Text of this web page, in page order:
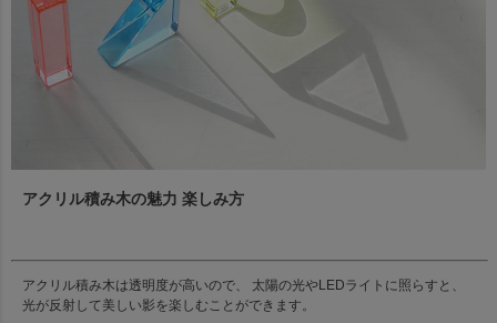
アクリル積み木の魅力 楽しみ方
アクリル積み木は透明度が高いので、 太陽の光やLEDライトに照らすと、
光が反射して美しい影を楽しむことができます。